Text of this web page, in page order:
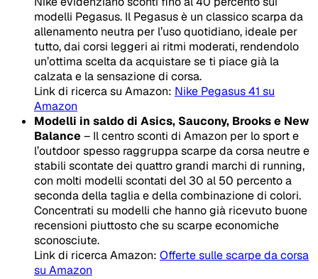
modelli Pegasus. Il Pegasus è un classico scarpa da
allenamento neutra per l’uso quotidiano, ideale per
tutto, dai corsi leggeri ai ritmi moderati, rendendolo
un’ottima scelta da acquistare se ti piace già la
calzata e la sensazione di corsa.
Link di ricerca su Amazon: Nike Pegasus 41 su
Amazon
Modelli in saldo di Asics, Saucony, Brooks e New
Balance – Il centro sconti di Amazon per lo sport e
l’outdoor spesso raggruppa scarpe da corsa neutre e
stabili scontate dei quattro grandi marchi di running,
con molti modelli scontati del 30 al 50 percento a
seconda della taglia e della combinazione di colori.
Concentrati su modelli che hanno già ricevuto buone
recensioni piuttosto che su scarpe economiche
sconosciute.
Link di ricerca Amazon: Offerte sulle scarpe da corsa
su Amazon